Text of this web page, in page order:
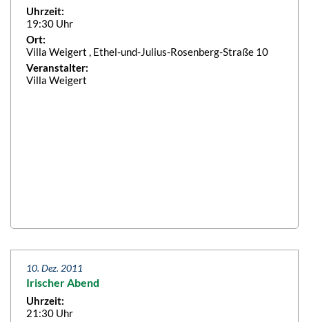
Uhrzeit:
19:30 Uhr
Ort:
Villa Weigert , Ethel-und-Julius-Rosenberg-Straße 10
Veranstalter:
Villa Weigert
10. Dez. 2011
Irischer Abend
Uhrzeit:
21:30 Uhr